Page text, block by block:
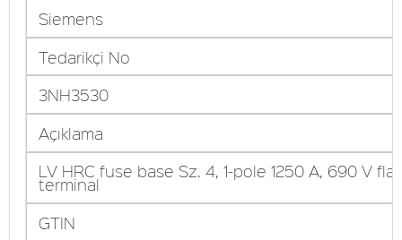
Siemens
Tedarikçi No
3NH3530
Açıklama
LV HRC fuse base Sz. 4, 1-pole 1250 A, 690 V flat
terminal
GTIN